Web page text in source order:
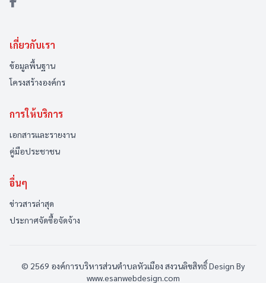
เกี่ยวกับเรา
ข้อมูลพื้นฐาน
โครงสร้างองค์กร
การให้บริการ
เอกสารและรายงาน
คู่มือประชาชน
อื่นๆ
ข่าวสารล่าสุด
ประกาศจัดซื้อจัดจ้าง
© 2569 องค์การบริหารส่วนตำบลหัวเมือง สงวนลิขสิทธิ์Design By
www.esanwebdesign.com